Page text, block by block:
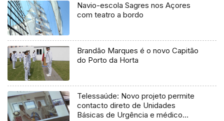
Navio-escola Sagres nos Açores
com teatro a bordo
Brandão Marques é o novo Capitão
do Porto da Horta
Telessaúde: Novo projeto permite
contacto direto de Unidades
Básicas de Urgência e médico